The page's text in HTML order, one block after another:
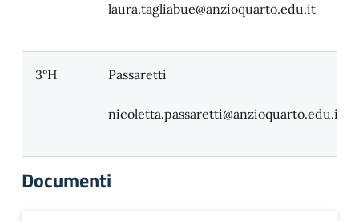
laura.tagliabue@anzioquarto.edu.it
3°H Passaretti
nicoletta.passaretti@anzioquarto.edu.it
Documenti